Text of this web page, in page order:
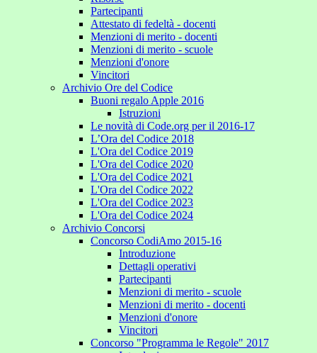
Partecipanti
Attestato di fedeltà - docenti
Menzioni di merito - docenti
Menzioni di merito - scuole
Menzioni d'onore
Vincitori
Archivio Ore del Codice
Buoni regalo Apple 2016
Istruzioni
Le novità di Code.org per il 2016-17
L’Ora del Codice 2018
L'Ora del Codice 2019
L'Ora del Codice 2020
L'Ora del Codice 2021
L'Ora del Codice 2022
L'Ora del Codice 2023
L'Ora del Codice 2024
Archivio Concorsi
Concorso CodiAmo 2015-16
Introduzione
Dettagli operativi
Partecipanti
Menzioni di merito - scuole
Menzioni di merito - docenti
Menzioni d'onore
Vincitori
Concorso "Programma le Regole" 2017